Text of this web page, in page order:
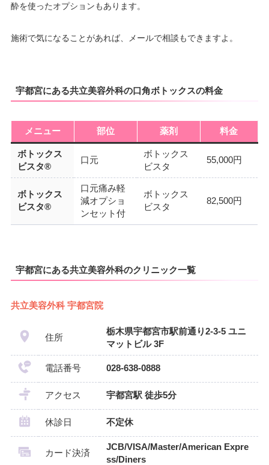
酔を使ったオプションもあります。
施術で気になることがあれば、メールで相談もできますよ。
宇都宮にある共立美容外科の口角ボトックスの料金
メニュー 部位 薬剤 料金
ボトックス
ビスタ®
口元
ボトックス
ビスタ
55,000円
ボトックス
ビスタ®
口元痛み軽
減オプショ
ンセット付
ボトックス
ビスタ
82,500円
宇都宮にある共立美容外科のクリニック一覧
共立美容外科 宇都宮院
住所
栃木県宇都宮市駅前通り2-3-5 ユニ
マットビル 3F
電話番号 028-638-0888
アクセス 宇都宮駅 徒歩5分
休診日 不定休
カード決済
JCB/VISA/Master/American Expre
ss/Diners